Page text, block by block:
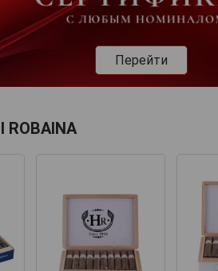
Перейти
ROBAINA